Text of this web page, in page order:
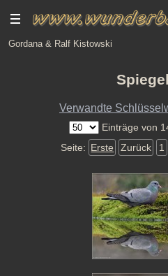
Gordana & Ralf Kistowski
Verwandte
Einträge von
Seite: Erste Zurück 1